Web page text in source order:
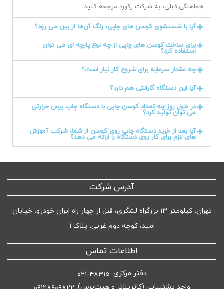
هماهنگی قبلی، به شرکت رکورد مراجعه کنید.
آیا با شستشوی کوسن های چاپی، رنگ آن‌ها از بین می رود؟
برای ساخت کوسن های چاپی از چه نوع پارچه ای می توان
استفاده کرد؟
چه مقدار سرمایه برای شروع کار نیاز است؟
آیا این دستگاه گارانتی هم دارد؟
در طول روز چه تعداد کوسن چاپی با دستگاه چاپ پرس حرارتی
می توان تولید کرد؟
آیا بعد از خرید دستگاه چاپ روی کوسن از شما، شرکت آموزش
های لازم برای کار روی دستگاه را ارائه می دهد؟
آدرس شرکت
تهران، کیلومتر ۱۳ بزرگراه لشگری، قبل از چهار راه ایران خودرو، خیابان
امید، کوچه دوم غربی، پلاک ۱
اطلاعات تماس
دفتر مرکزی: ۴۸۳۱۵-۰۲۱